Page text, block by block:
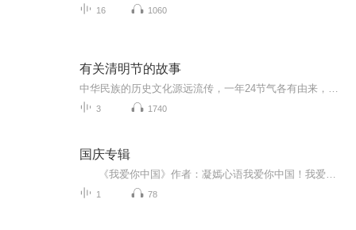
16 1060
有关清明节的故事
3 1740
国庆专辑
1 78